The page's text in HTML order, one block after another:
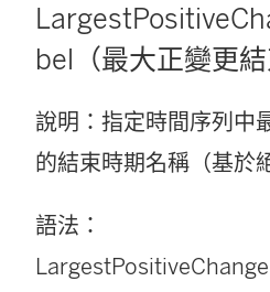
bel（最大正變更結
說明：指定時間序列中
的結束時期名稱（基於
語法：